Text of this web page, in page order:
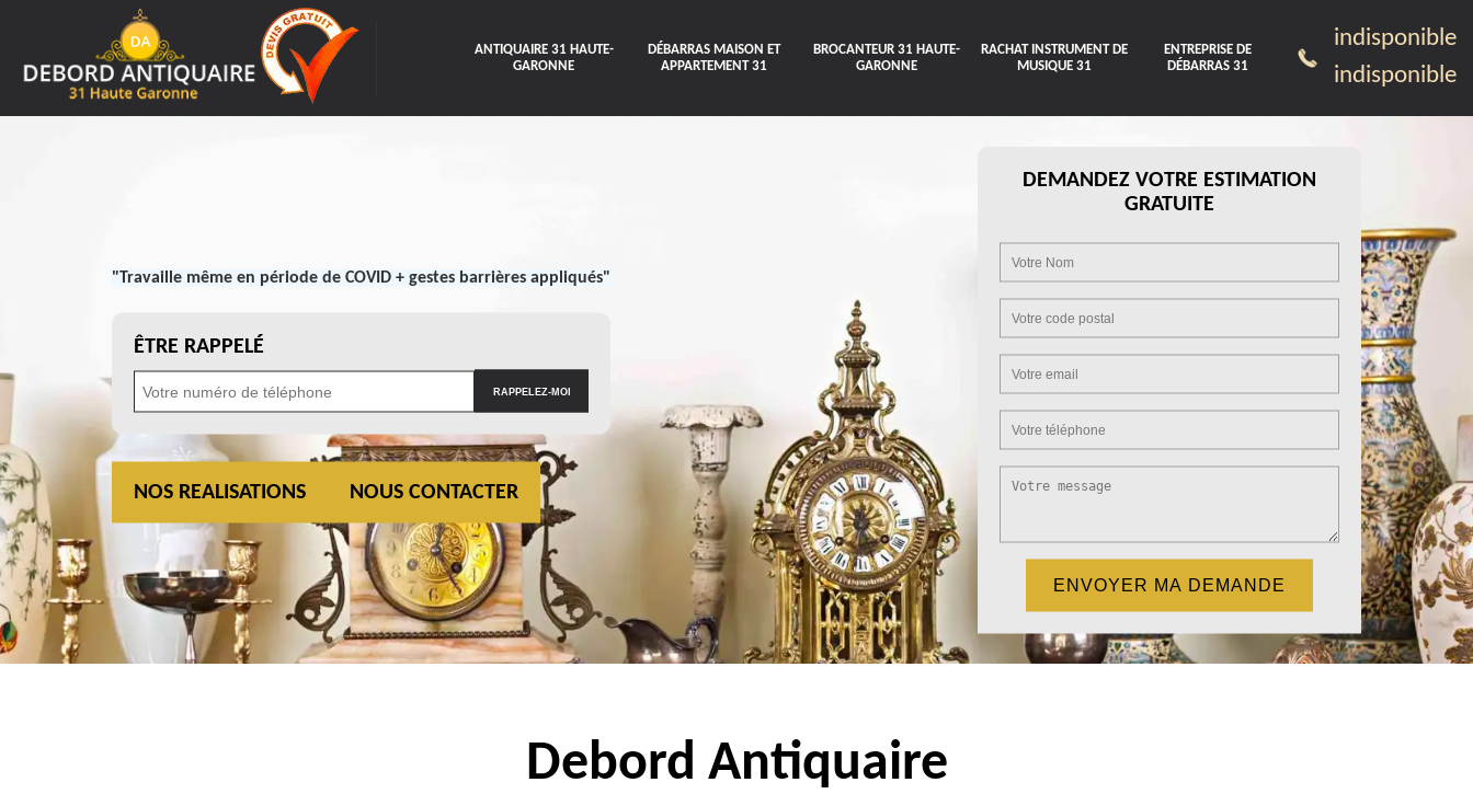
ANTIQUAIRE 31 HAUTE-
GARONNE
DÉBARRAS MAISON ET
APPARTEMENT 31
BROCANTEUR 31 HAUTE-
GARONNE
RACHAT INSTRUMENT DE
MUSIQUE 31
ENTREPRISE DE
DÉBARRAS 31
indisponible
indisponible
"Travaille même en période de COVID + gestes barrières appliqués"
ÊTRE RAPPELÉ
NOS REALISATIONS NOUS CONTACTER
DEMANDEZ VOTRE ESTIMATION
GRATUITE
Debord Antiquaire